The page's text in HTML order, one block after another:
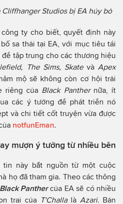
Cliffhanger Studios bị EA hủy bỏ
ty cho biết, quyết định này
sa thải tại EA, với mục tiêu tái
tập trung cho các thương hiệu
The Sims, Skate và Apex
mộ sẽ không còn cơ hội trải
riêng của Black Panther nữa, ít
các ý tưởng để phát triển nó
và chi tiết cốt truyện vừa được
notfunEman.
mượn ý tưởng từ nhiều bên
này bắt nguồn từ một cuộc
họ đã tham gia. Theo các thông
Black Panthercủa EA sẽ có nhiều
trai của T'Challa là Azari. Bản